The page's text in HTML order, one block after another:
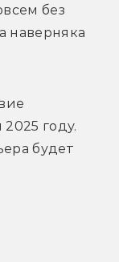
без
наверняка
году.
будет